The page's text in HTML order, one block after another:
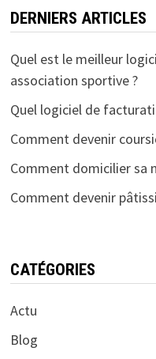
DERNIERS ARTICLES
Quel est le meilleur
association sportive ?
Quel logiciel de
Comment devenir
Comment domicilier sa
Comment devenir
CATÉGORIES
Actu
Blog